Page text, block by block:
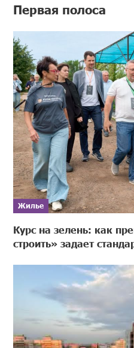
Первая полоса
Жилье
Курс на зелень: как
строить» задает